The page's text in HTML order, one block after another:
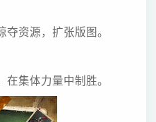
资源，扩张版图。
集体力量中制胜。